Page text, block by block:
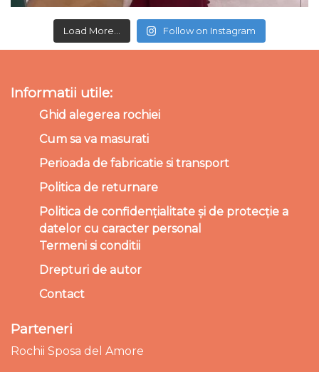
Load More... Follow on Instagram
Informatii utile:
Ghid alegerea rochiei
Cum sa va masurati
Perioada de fabricatie si transport
Politica de returnare
Politica de confidențialitate și de protecție a
datelor cu caracter personal
Termeni si conditii
Drepturi de autor
Contact
Parteneri
Rochii Sposa del Amore